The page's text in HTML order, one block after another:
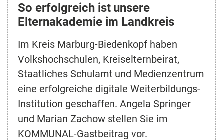
So erfolgreich ist unsere
Elternakademie im Landkreis
Im Kreis Marburg-Biedenkopf haben
Volkshochschulen, Kreiselternbeirat,
Staatliches Schulamt und Medienzentrum
eine erfolgreiche digitale Weiterbildungs-
Institution geschaffen. Angela Springer
und Marian Zachow stellen Sie im
KOMMUNAL-Gastbeitrag vor.